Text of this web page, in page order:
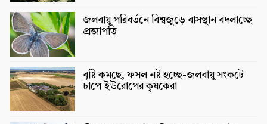
জলবায়ু পরিবর্তনে বিশ্বজুড়ে বাসস্থান বদলাচ্ছে
প্রজাপতি
বৃষ্টি কমছে, ফসল নষ্ট হচ্ছে-জলবায়ু সংকটে
চাপে ইউরোপের কৃষকেরা